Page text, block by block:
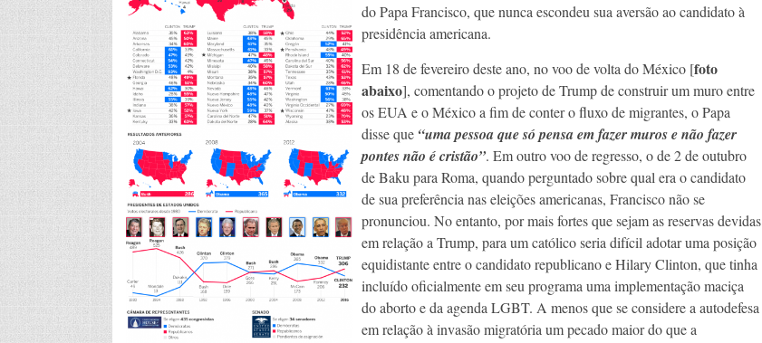
do Papa Francisco, que nunca escondeu sua aversão ao candidato à
presidência americana.
Em 18 de fevereiro deste ano, no voo de volta do México [foto
abaixo], comentando o projeto de Trump de construir um muro entre
os EUA e o México a fim de conter o fluxo de migrantes, o Papa
disse que “uma pessoa que só pensa em fazer muros e não fazer
pontes não é cristão”. Em outro voo de regresso, o de 2 de outubro
de Baku para Roma, quando perguntado sobre qual era o candidato
de sua preferência nas eleições americanas, Francisco não se
pronunciou. No entanto, por mais fortes que sejam as reservas devidas
em relação a Trump, para um católico seria difícil adotar uma posição
equidistante entre o candidato republicano e Hilary Clinton, que tinha
incluído oficialmente em seu programa uma implementação maciça
do aborto e da agenda LGBT. A menos que se considere a autodefesa
em relação à invasão migratória um pecado maior do que a